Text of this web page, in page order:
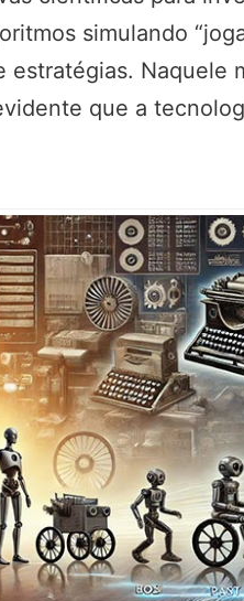
simulando
estratégias. Naquele
que a